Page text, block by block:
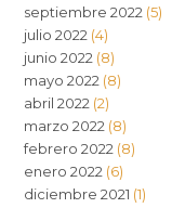
septiembre 2022 (5)
julio 2022 (4)
junio 2022 (8)
mayo 2022 (8)
abril 2022 (2)
marzo 2022 (8)
febrero 2022 (8)
enero 2022 (6)
diciembre 2021 (1)